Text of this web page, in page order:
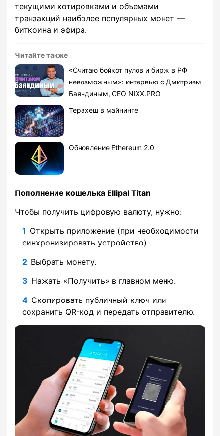
текущими котировками и объемами
транзакций наиболее популярных монет —
биткоина и эфира.
Читайте также
«Считаю бойкот пулов и бирж в РФ
невозможным»: интервью с Дмитрием
Баяндиным, CEO NIXX.PRO
Терахеш в майнинге
Обновление Ethereum 2.0
Пополнение кошелька Ellipal Titan
Чтобы получить цифровую валюту, нужно:
Открыть приложение (при необходимости
синхронизировать устройство).
Выбрать монету.
Нажать «Получить» в главном меню.
Скопировать публичный ключ или
сохранить QR-код и передать отправителю.